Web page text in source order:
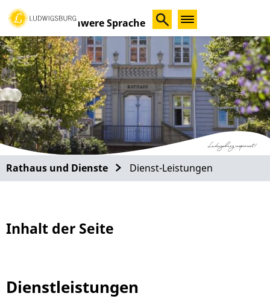
Schwere Sprache
Rathaus und Dienste Dienst-Leistungen
Inhalt der Seite
Dienstleistungen